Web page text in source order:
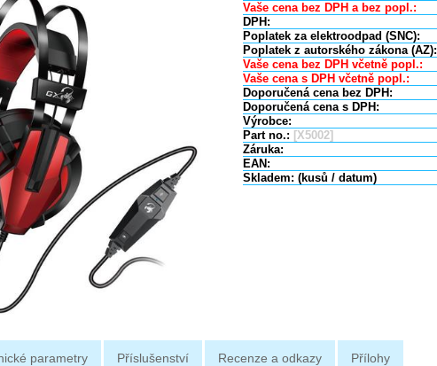
Vaše cena bez DPH a bez popl.:
DPH:
Poplatek za elektroodpad (SNC):
Poplatek z autorského zákona (AZ):
Vaše cena bez DPH včetně popl.:
Vaše cena s DPH včetně popl.:
Doporučená cena bez DPH:
Doporučená cena s DPH:
Výrobce:
Part no.: [X5002]
Záruka:
EAN:
Skladem: (kusů / datum)
parametry Příslušenství Recenze a odkazy Přílohy